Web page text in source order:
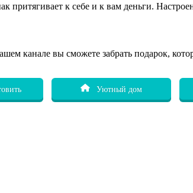
к себе и к вам деньги.
канале вы сможете забрать подарок,
Уютный дом